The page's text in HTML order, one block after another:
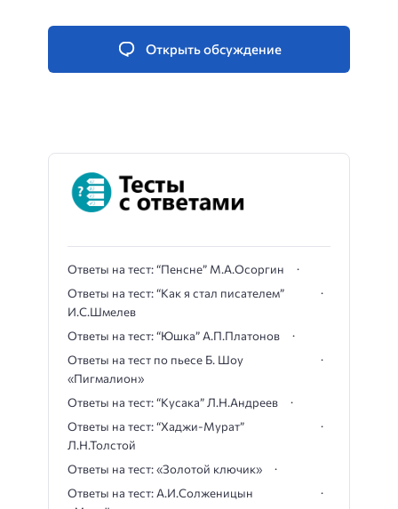
Открыть обсуждение
Ответы на тест: “Пенсне” М.А.Осоргин
Ответы на тест: “Как я стал писателем”
И.С.Шмелев
Ответы на тест: “Юшка” А.П.Платонов
Ответы на тест по пьесе Б. Шоу
«Пигмалион»
Ответы на тест: “Кусака” Л.Н.Андреев
Ответы на тест: “Хаджи-Мурат”
Л.Н.Толстой
Ответы на тест: «Золотой ключик»
Ответы на тест: А.И.Солженицын